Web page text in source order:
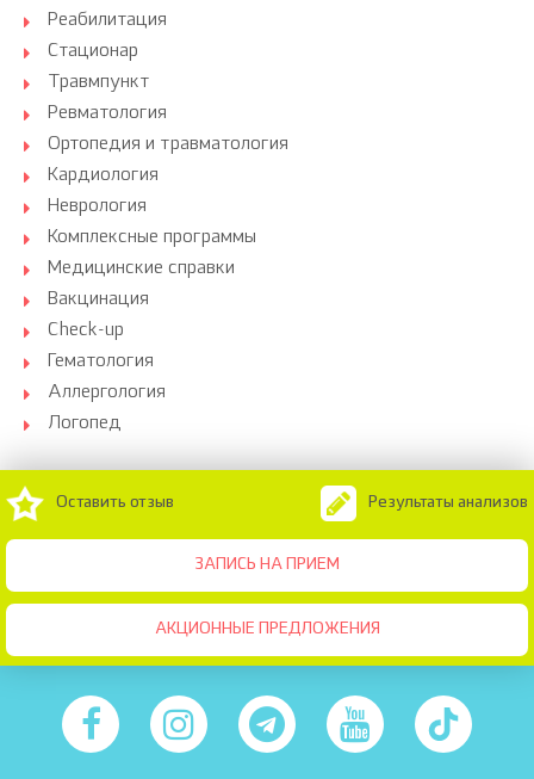
Реабилитация
Стационар
Травмпункт
Ревматология
Ортопедия и травматология
Кардиология
Неврология
Комплексные программы
Медицинские справки
Вакцинация
Check-up
Гематология
Аллергология
Логопед
ЗАПИСЬ НА ПРИЕМ
Оставить отзыв Результаты анализов
АКЦИОННЫЕ ПРЕДЛОЖЕНИЯ